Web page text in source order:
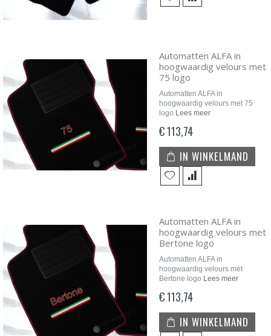
Automatten ALFA in
hoogwaardig velours met
75 logo
Automatten ALFA in
hoogwaardig velours met 75
logo Lees meer
€ 113,74
IN WINKELMAND
Automatten ALFA in
hoogwaardig velours met
Bertone logo
Automatten ALFA in
hoogwaardig velours met
Bertone logo Lees meer
€ 113,74
IN WINKELMAND